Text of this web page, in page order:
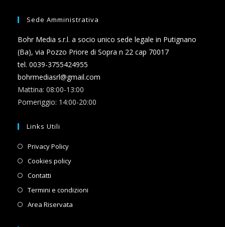
Sede Amministrativa
Bohr Media s.r.l. a socio unico sede legale in Putignano
(Ba), via Pozzo Priore di Sopra n 22 cap 70017
tel. 0039-3755424955
bohrmediasrl@gmail.com
Mattina: 08:00-13:00
Pomeriggio: 14:00-20:00
Links Utili
Privacy PolicyOpens
in
tab
Cookies policyOpens
tab
Contatti
in
Termini e condizioni
Area Riservata